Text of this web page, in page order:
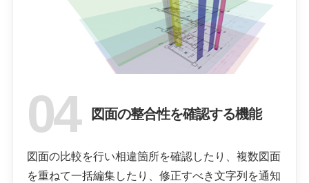
図面の整合性を確認する機能
図面の比較を行い相違箇所を確認したり、複数図面
を重ねて一括編集したり、修正すべき文字列を通知